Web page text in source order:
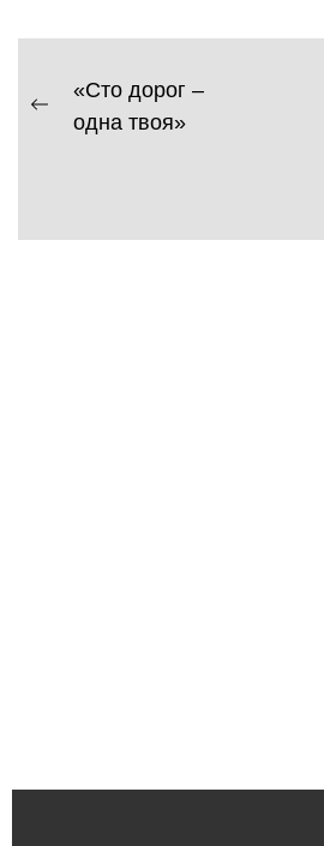
Навигация
Previous
«Сто дорог –
одна твоя»